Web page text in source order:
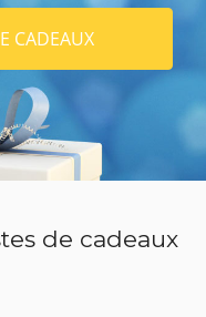
CADEAUX
de cadeaux